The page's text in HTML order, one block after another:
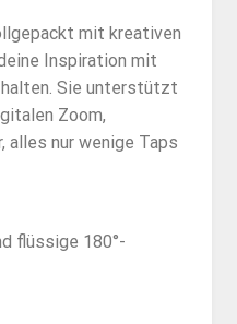
mit kreativen
Inspiration mit
Sie unterstützt
Zoom,
alles nur wenige Taps
flüssige 180°-